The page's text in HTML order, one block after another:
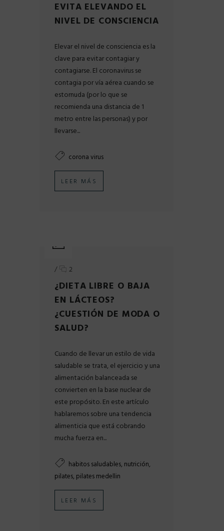
EVITA ELEVANDO EL
NIVEL DE CONSCIENCIA
Elevar el nivel de consciencia es la
clave para evitar contagiar y
contagiarse. El coronavirus se
contagia por vía aérea cuando se
estornuda (por lo que se
recomienda una distancia de 1
metro entre las personas) y por
llevarse...
corona virus
LEER MÁS
/ 2
¿DIETA LIBRE O BAJA
EN LÁCTEOS?
¿CUESTIÓN DE MODA O
SALUD?
Cuando de llevar un estilo de vida
saludable se trata, el ejercicio y una
alimentación balanceada se
convierten en la base nuclear de
este propósito. En este artículo
hablaremos sobre una tendencia
alimenticia que está cobrando
mucha fuerza en...
habitos saludables, nutrición,
pilates, pilates medellin
LEER MÁS